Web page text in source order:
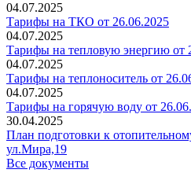
04.07.2025
Тарифы на ТКО от 26.06.2025
04.07.2025
Тарифы на тепловую энергию от
04.07.2025
Тарифы на теплоноситель от
04.07.2025
Тарифы на горячую воду от
30.04.2025
План подготовки к
ул.Мира,19
Все документы